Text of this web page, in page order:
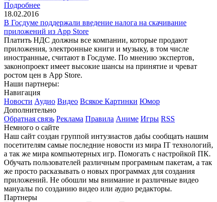
Подробнее
18.02.2016
В Госдуме поддержали введение налога на скачивание
приложений из App Store
Платить НДС должны все компании, которые продают
приложения, электронные книги и музыку, в том числе
иностранные, считают в Госдуме. По мнению экспертов,
законопроект имеет высокие шансы на принятие и чреват
ростом цен в App Store.
Наши партнеры:
Навигация
Новости Аудио Видео Всякое Картинки Юмор
Дополнительно
Обратная связь Реклама Правила Аниме Игры RSS
Немного о сайте
Наш сайт создан группой интузиастов дабы сообщать нашим
посетителям самые последние новости из мира IT технологий,
а так же мира компьютерных игр. Помогать с настройкой ПК.
Обучать пользователей различным програмным пакетам, а так
же просто расказывать о новых программах для создания
приложений. Не обошли мы внимание и различные видео
мануалы по созданию видео или аудио редакторы.
Партнеры